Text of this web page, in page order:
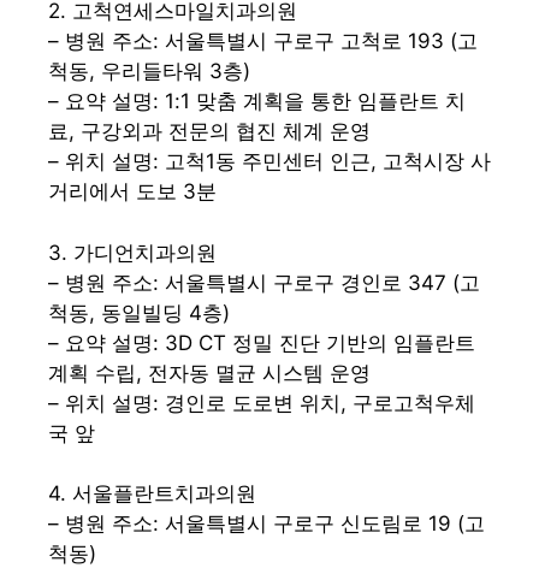
2. 고척연세스마일치과의원
– 병원 주소: 서울특별시 구로구 고척로 193 (고
척동, 우리들타워 3층)
– 요약 설명: 1:1 맞춤 계획을 통한 임플란트 치
료, 구강외과 전문의 협진 체계 운영
– 위치 설명: 고척1동 주민센터 인근, 고척시장 사
거리에서 도보 3분
3. 가디언치과의원
– 병원 주소: 서울특별시 구로구 경인로 347 (고
척동, 동일빌딩 4층)
– 요약 설명: 3D CT 정밀 진단 기반의 임플란트
계획 수립, 전자동 멸균 시스템 운영
– 위치 설명: 경인로 도로변 위치, 구로고척우체
국 앞
4. 서울플란트치과의원
– 병원 주소: 서울특별시 구로구 신도림로 19 (고
척동)